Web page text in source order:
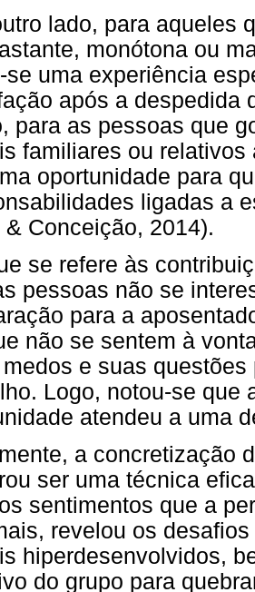
lado, para aqueles
monótona ou
se uma experiência
após a despedida
para as pessoas que
familiares ou
oportunidade para
ligadas a
& Conceição, 2014).
se refere às
pessoas não se
para a
não se sentem à
e suas
Logo, notou-se que
atendeu a uma
a concretização
ser uma técnica
sentimentos que a
revelou os
hiperdesenvolvidos,
do grupo para